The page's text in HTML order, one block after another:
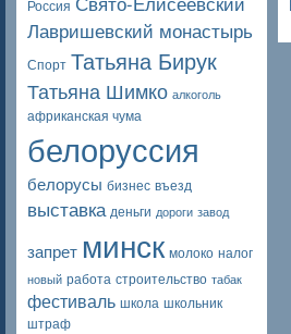
Россия
Лавришевский монастырь
Спорт Татьяна Бирук
Татьяна Шимко алкоголь
африканская чума
белоруссия
белорусы бизнес въезд
выставка деньги дороги завод
запрет минск молоко налог
новый работа строительство табак
фестиваль школа школьник
штраф